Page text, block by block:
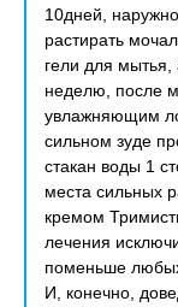
10дней,
растирать
гели для мытья,
неделю, после
увлажняющим
сильном зуде
стакан воды 1
места сильных
кремом
лечения
поменьше любых
И, конечно,